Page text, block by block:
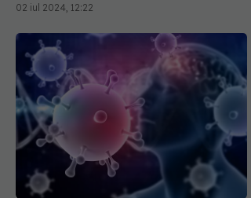
02 iul 2024, 12:22